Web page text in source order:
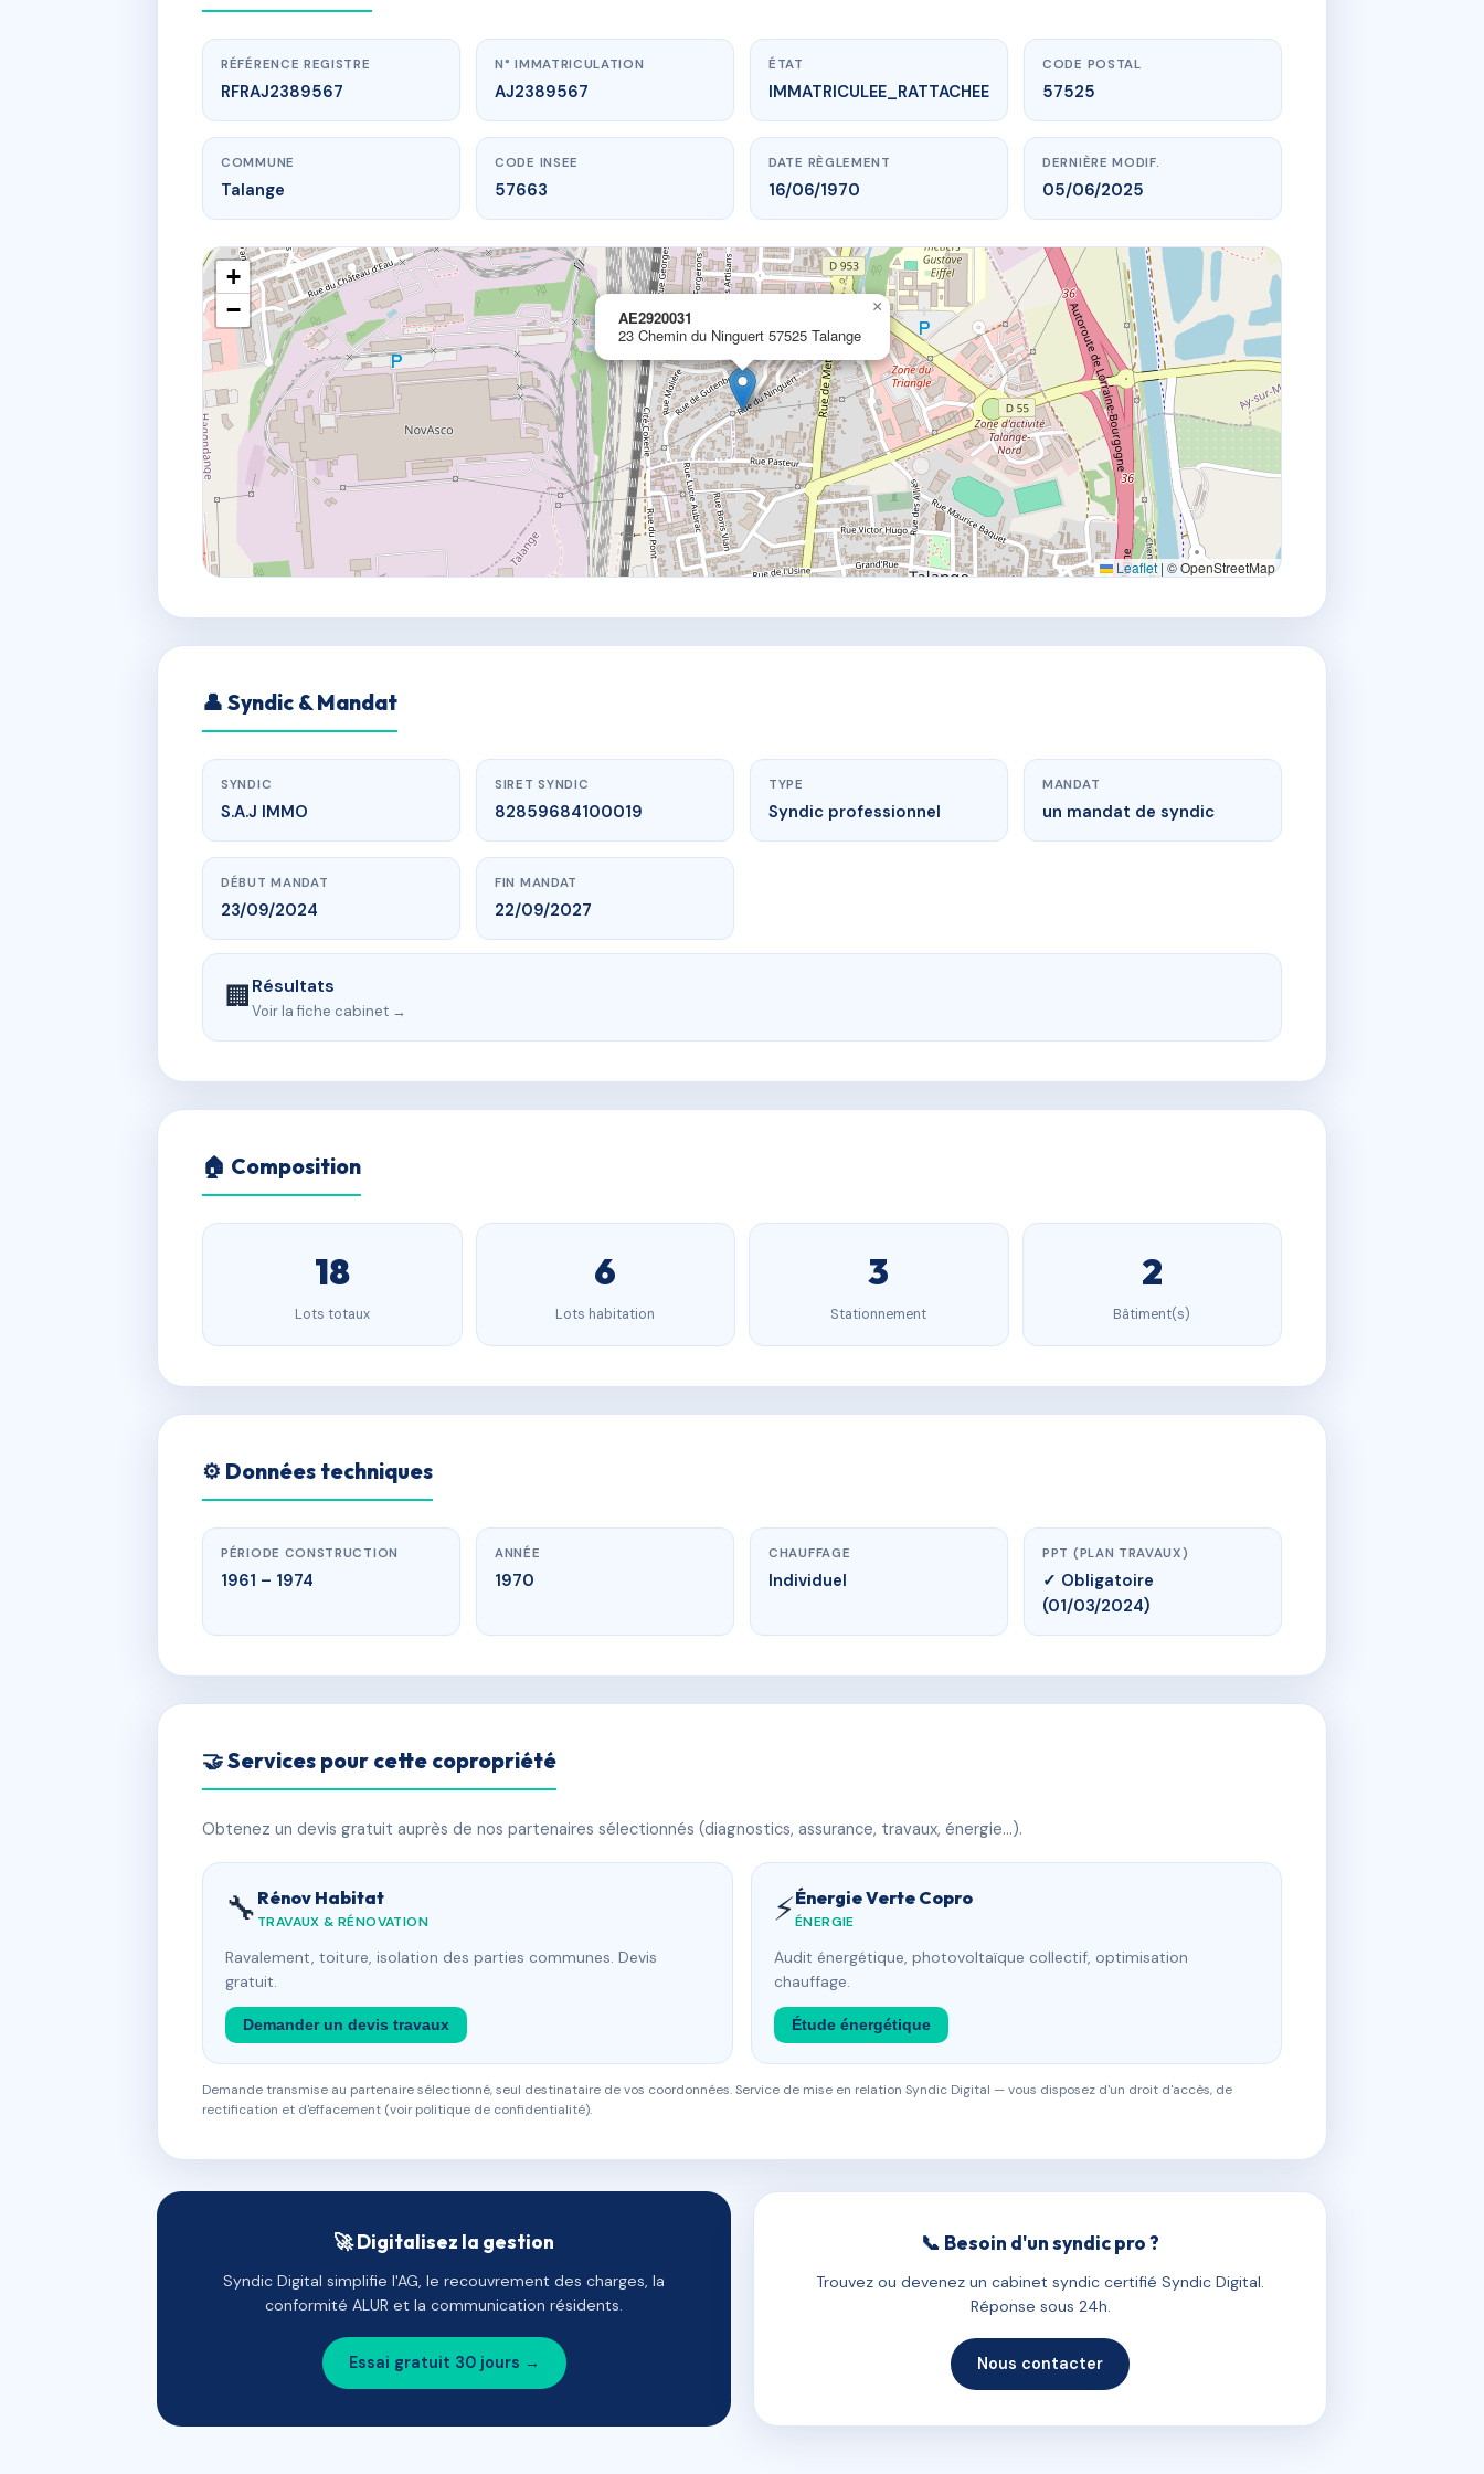
www.vme.plus/AJ2389567
AE2920031
23 Chemin du Ninguert57525 Talange
RÉFÉRENCE REGISTRE
RFRAJ2389567
N° IMMATRICULATION
AJ2389567
ÉTAT
IMMATRICULEE_RATTACHEE
CODE POSTAL
57525
COMMUNE
Talange
CODE INSEE
57663
DATE RÈGLEMENT
16/06/1970
DERNIÈRE MODIF.
05/06/2025
AE2920031
23 Chemin du Ninguert 57525 Talange
×
+
−
Leaflet | © OpenStreetMap
👤 Syndic & Mandat
SYNDIC
S.A.J IMMO
SIRET SYNDIC
82859684100019
TYPE
Syndic professionnel
MANDAT
un mandat de syndic
DÉBUT MANDAT
23/09/2024
FIN MANDAT
22/09/2027
🏢Résultats
Voir la fiche cabinet →
🏠 Composition
18
Lots totaux
6
Lots habitation
3
Stationnement
2
Bâtiment(s)
⚙️ Données techniques
PÉRIODE CONSTRUCTION
1961 – 1974
ANNÉE
1970
CHAUFFAGE
Individuel
PPT (PLAN TRAVAUX)
✓ Obligatoire
(01/03/2024)
🤝 Services pour cette copropriété
Obtenez un devis gratuit auprès de nos partenaires sélectionnés (diagnostics, assurance, travaux, énergie…).
🔧 Rénov Habitat
TRAVAUX & RÉNOVATION
Ravalement, toiture, isolation des parties communes. Devis
gratuit.
Demander un devis travaux
⚡Énergie Verte Copro
ÉNERGIE
Audit énergétique, photovoltaïque collectif, optimisation
chauffage.
Étude énergétique
Demande transmise au partenaire sélectionné, seul destinataire de vos coordonnées. Service de mise en relation Syndic Digital — vous disposez d'un droit d'accès, de
rectification et d'effacement (voir politique de confidentialité).
🚀 Digitalisez la gestion
Syndic Digital simplifie l'AG, le recouvrement des charges, la
conformité ALUR et la communication résidents.
Essai gratuit 30 jours →
📞 Besoin d'un syndic pro ?
Trouvez ou devenez un cabinet syndic certifié Syndic Digital.
Réponse sous 24h.
Nous contacter